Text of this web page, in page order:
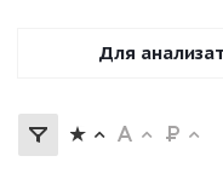
Для